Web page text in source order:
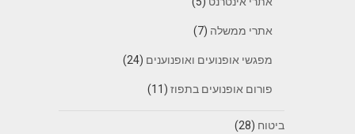
אתרי ממשלה (7)
מפגשי אופנועים ואופנוענים (24)
פורום אופנועים בתפוז(11)
ביטוח (28)